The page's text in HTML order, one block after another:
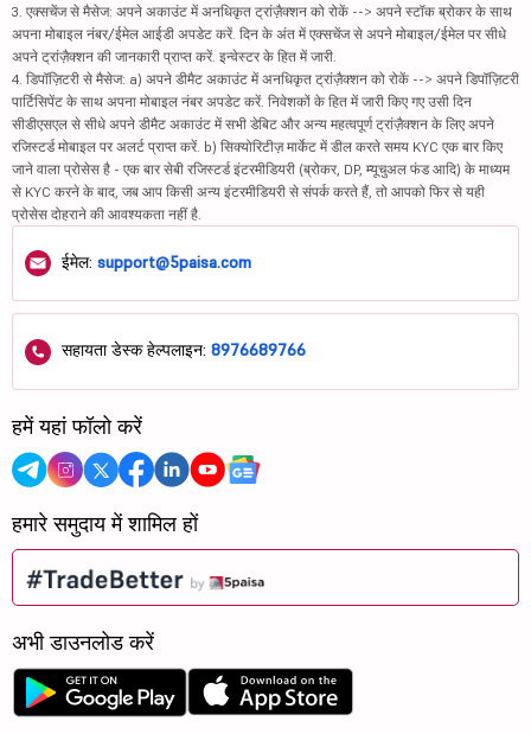
3. एक्सचेंज से मैसेज: अपने अकाउंट में अनधिकृत ट्रांज़ैक्शन को रोकें --> अपने स्टॉक ब्रोकर के साथ
अपना मोबाइल नंबर/ईमेल आईडी अपडेट करें. दिन के अंत में एक्सचेंज से अपने मोबाइल/ईमेल पर सीधे
अपने ट्रांज़ैक्शन की जानकारी प्राप्त करें. इन्वेस्टर के हित में जारी.
4. डिपॉज़िटरी से मैसेज: a) अपने डीमैट अकाउंट में अनधिकृत ट्रांज़ैक्शन को रोकें --> अपने डिपॉज़िटरी
पार्टिसिपेंट के साथ अपना मोबाइल नंबर अपडेट करें. निवेशकों के हित में जारी किए गए उसी दिन
सीडीएसएल से सीधे अपने डीमैट अकाउंट में सभी डेबिट और अन्य महत्वपूर्ण ट्रांज़ैक्शन के लिए अपने
रजिस्टर्ड मोबाइल पर अलर्ट प्राप्त करें. b) सिक्योरिटीज़ मार्केट में डील करते समय KYC एक बार किए
जाने वाला प्रोसेस है - एक बार सेबी रजिस्टर्ड इंटरमीडियरी (ब्रोकर, DP, म्यूचुअल फंड आदि) के माध्यम
से KYC करने के बाद, जब आप किसी अन्य इंटरमीडियरी से संपर्क करते हैं, तो आपको फिर से यही
प्रोसेस दोहराने की आवश्यकता नहीं है.
ईमेल: support@5paisa.com
सहायता डेस्क हेल्पलाइन: 8976689766
हमें यहां फॉलो करें
हमारे समुदाय में शामिल हों
अभी डाउनलोड करें